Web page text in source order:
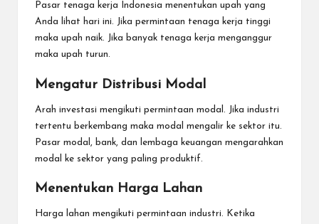
Pasar tenaga kerja Indonesia menentukan upah yang
Anda lihat hari ini. Jika permintaan tenaga kerja tinggi
maka upah naik. Jika banyak tenaga kerja menganggur
maka upah turun.
Mengatur Distribusi Modal
Arah investasi mengikuti permintaan modal. Jika industri
tertentu berkembang maka modal mengalir ke sektor itu.
Pasar modal, bank, dan lembaga keuangan mengarahkan
modal ke sektor yang paling produktif.
Menentukan Harga Lahan
Harga lahan mengikuti permintaan industri. Ketika